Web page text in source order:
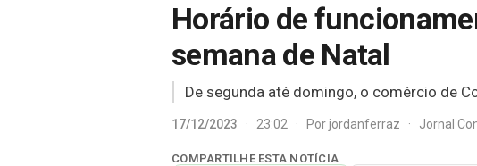
Horário de
semana de Natal
De segunda até domingo, o comércio de
17/12/2023 · 23:02 · Porjordanferraz · Jornal
COMPARTILHE ESTA NOTÍCIA